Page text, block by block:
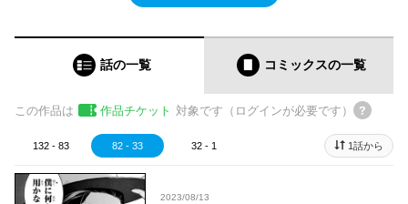
話の一覧 コミックスの一覧
この作品は 作品チケット 対象です（ログインが必要です）
132 - 83 82 - 33 32 - 1 1話から
2023/08/13